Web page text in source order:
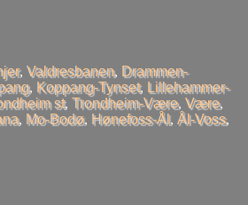
, Valdresbanen, Drammen-
, Koppang-Tynset, Lillehammer-
st, Trondheim-Være, Være,
, Mo-Bodø, Hønefoss-Ål, Ål-Voss,